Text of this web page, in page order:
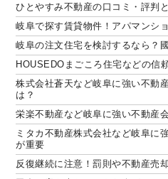
ひとやすみ不動産の口コミ・評判
岐阜で探す賃貸物件！アパマンシ
岐阜の注文住宅を検討するなら？
HOUSEDOまごころ住宅などの信
株式会社蒼天など岐阜に強い不動
は？
栄楽不動産など岐阜に強い不動産
ミタカ不動産株式会社など岐阜に
が重要
反復継続に注意！罰則や不動産売